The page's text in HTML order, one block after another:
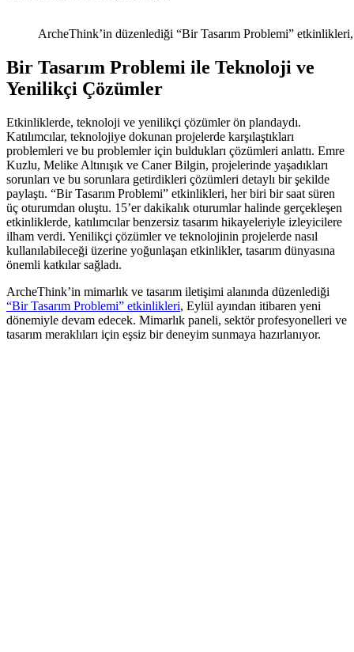
ArcheThink’in düzenlediği “Bir Tasarım Problemi”
Bir Tasarım Problemi ile Teknoloji ve
Yenilikçi Çözümler
Etkinliklerde, teknoloji ve yenilikçi çözümler ön plandaydı.
Katılımcılar, teknolojiye dokunan projelerde karşılaştıkları
problemleri ve bu problemler için buldukları çözümleri anlattı. Emre
Kuzlu, Melike Altınışık ve Caner Bilgin, projelerinde yaşadıkları
sorunları ve bu sorunlara getirdikleri çözümleri detaylı bir şekilde
paylaştı. “Bir Tasarım Problemi” etkinlikleri, her biri bir saat süren
üç oturumdan oluştu. 15’er dakikalık oturumlar halinde gerçekleşen
etkinliklerde, katılımcılar benzersiz tasarım hikayeleriyle izleyicilere
ilham verdi. Yenilikçi çözümler ve teknolojinin projelerde nasıl
kullanılabileceği üzerine yoğunlaşan etkinlikler, tasarım dünyasına
önemli katkılar sağladı.
ArcheThink’in mimarlık ve tasarım iletişimi alanında düzenlediği
“Bir Tasarım Problemi” etkinlikleri, Eylül ayından itibaren yeni
dönemiyle devam edecek. Mimarlık paneli, sektör profesyonelleri ve
tasarım meraklıları için eşsiz bir deneyim sunmaya hazırlanıyor.